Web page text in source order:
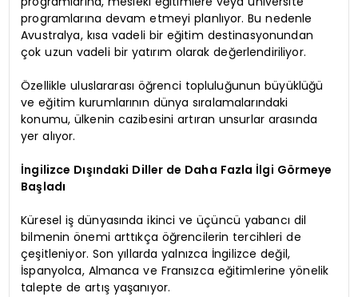
programlarına devam etmeyi planlıyor. Bu nedenle
Avustralya, kısa vadeli bir eğitim destinasyonundan
çok uzun vadeli bir yatırım olarak değerlendiriliyor.
Özellikle uluslararası öğrenci topluluğunun büyüklüğü
ve eğitim kurumlarının dünya sıralamalarındaki
konumu, ülkenin cazibesini artıran unsurlar arasında
yer alıyor.
İngilizce Dışındaki Diller de Daha Fazla İlgi Görmeye
Başladı
Küresel iş dünyasında ikinci ve üçüncü yabancı dil
bilmenin önemi arttıkça öğrencilerin tercihleri de
çeşitleniyor. Son yıllarda yalnızca İngilizce değil,
İspanyolca, Almanca ve Fransızca eğitimlerine yönelik
talepte de artış yaşanıyor.